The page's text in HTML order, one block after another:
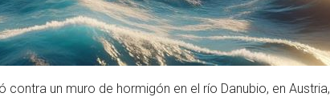
un muro de hormigón en el río Danubio, en Austria,